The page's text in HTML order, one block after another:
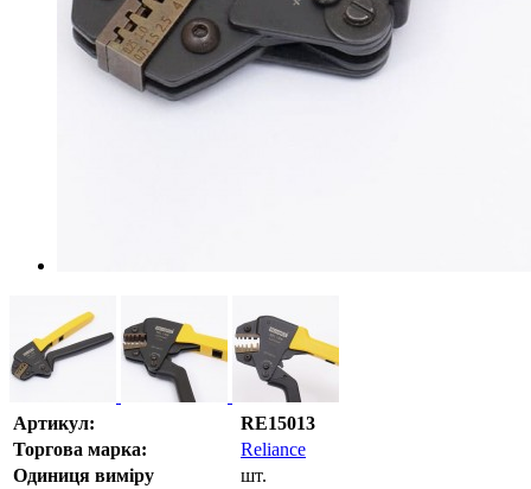
Артикул:
RE15013
Торгова марка:
Reliance
Одиниця виміру
шт.